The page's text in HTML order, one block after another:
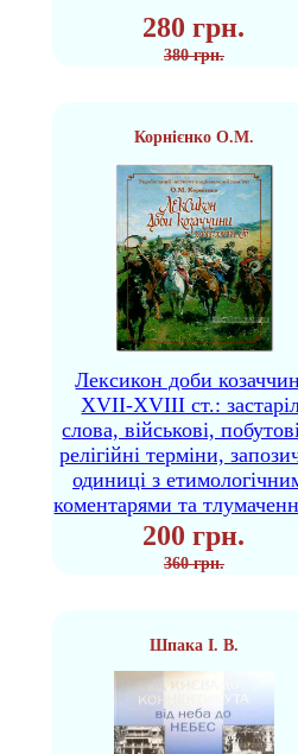
280 грн.
380 грн.
Корнієнко О.М.
Лексикон доби
XVII-XVIII ст.:
слова, військові,
релігійні терміни,
одиниці з
коментарями та
200 грн.
360 грн.
Шпака І. В.